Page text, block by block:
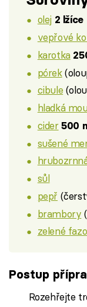
olej 2 lžíce
vepřové
karotka
pórek
cibule
hladká
cider 500
sušené
sůl
pepř
brambory
zelené
Postup
Rozehřejte